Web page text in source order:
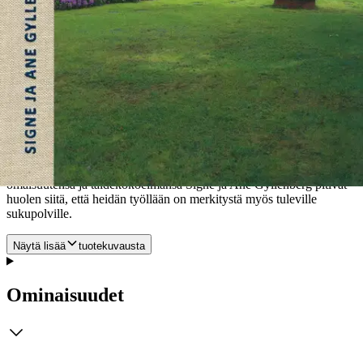
Kruskopf käy lämminhenkisessä esseessään läpi kokoelman
suosikkityönsä ja pohtii niiden kautta Ane Gyllenbergin motiiveja
taiteen kerääjänä. Taidemuseon intendentti Nina Zilliacus syventää
kuvaa Gyllenbergistä liikemiehenä, mesenaattina, taiteen kerääjänä,
aviomiehenä ja isänä. Kokoelman keskeisimmistä taiteilijoista ja
teoksista kertovien artikkelien kirjoittajat ovat Susanna Aaltonen,
Sue Cedercreutz-Suhonen, Camilla Granbacka, Nina Kokkinen,
Jyrki Lammi, Linda Leskinen, Ville Lukkarinen, Lotta Nylund,
Anne-Maria Pennonen, Elina Räsänen ja Nina Zilliacus. Teos avaa
lukijalle omaleimaisen näkökulman niin Suomen taiteeseen kuin
taiteen keräämiseen sekä kertoo tarinan lahjakkaasta nuoresta
miehestä, joka loi itselleen monitahoisen uran. Säätiöimällä
omaisuutensa ja taidekokoelmansa Signe ja Ane Gyllenberg pitivät
huolen siitä, että heidän työllään on merkitystä myös tuleville
sukupolville.
Näytä lisää tuotekuvausta
Ominaisuudet